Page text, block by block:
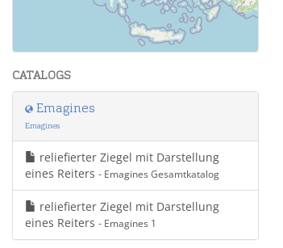
| Maps and Data ©
CATALOGS
Emagines
Emagines
reliefierter Ziegel mit Darstellung
eines Reiters - Emagines Gesamtkatalog
reliefierter Ziegel mit Darstellung
eines Reiters - Emagines 1